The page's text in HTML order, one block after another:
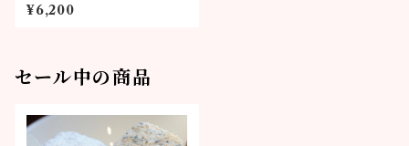
¥6,200
セール中の商品